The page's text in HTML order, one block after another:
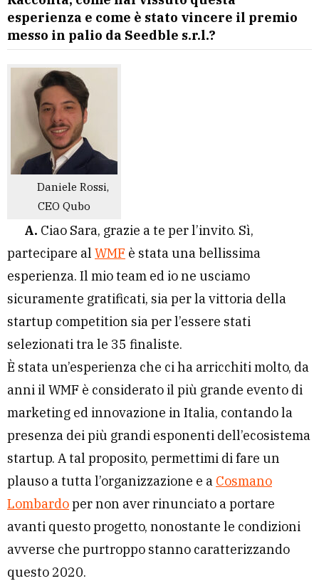
esperienza e come è stato vincere il premio
messo in palio da Seedble s.r.l.?
Daniele Rossi,
CEO Qubo
A. Ciao Sara, grazie a te per l’invito. Sì,
partecipare al WMF è stata una bellissima
esperienza. Il mio team ed io ne usciamo
sicuramente gratificati, sia per la vittoria della
startup competition sia per l’essere stati
selezionati tra le 35 finaliste.
È stata un’esperienza che ci ha arricchiti molto, da
anni il WMF è considerato il più grande evento di
marketing ed innovazione in Italia, contando la
presenza dei più grandi esponenti dell’ecosistema
startup. A tal proposito, permettimi di fare un
plauso a tutta l’organizzazione e a Cosmano
Lombardoper non aver rinunciato a portare
avanti questo progetto, nonostante le condizioni
avverse che purtroppo stanno caratterizzando
questo 2020.